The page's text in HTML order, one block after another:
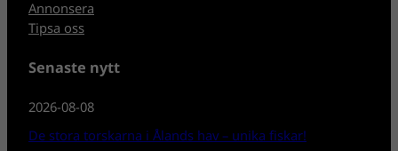
Annonsera
Tipsa oss
Senaste nytt
2026-08-08
De stora torskarna i Ålands hav – unika fiskar!